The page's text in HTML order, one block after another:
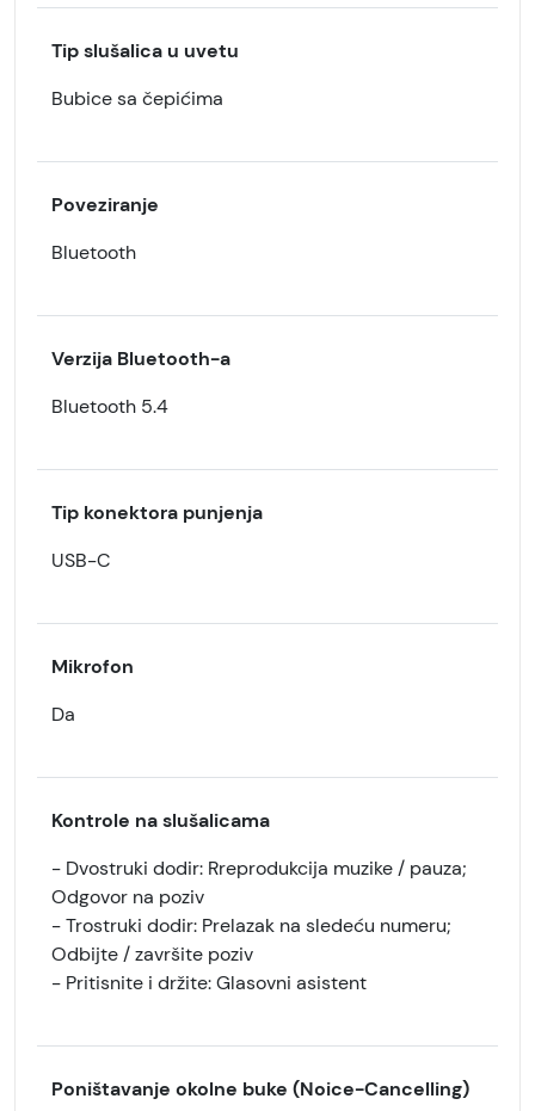
Tip slušalica u uvetu
Bubice sa čepićima
Poveziranje
Bluetooth
Verzija Bluetooth-a
Bluetooth 5.4
Tip konektora punjenja
USB-C
Mikrofon
Da
Kontrole na slušalicama
- Dvostruki dodir: Rreprodukcija muzike / pauza;
Odgovor na poziv
- Trostruki dodir: Prelazak na sledeću numeru;
Odbijte / završite poziv
- Pritisnite i držite: Glasovni asistent
Poništavanje okolne buke (Noice-Cancelling)